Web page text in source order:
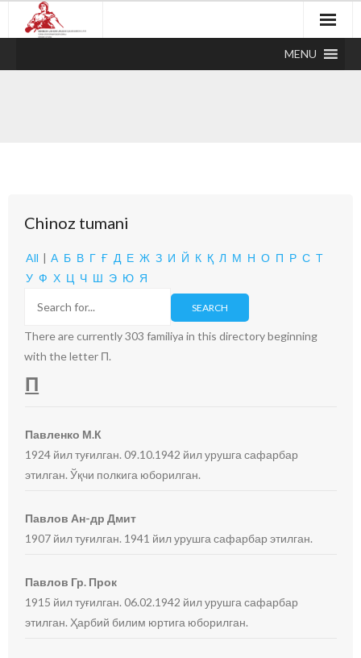
MENU
Chinoz tumani
All | А Б В Г Ғ Д Е Ж З И Й К Қ Л М Н О П Р С Т
У Ф Х Ц Ч Ш Э Ю Я
There are currently 303 familiya in this directory beginning
with the letter П.
П
Павленко М.К
1924 йил туғилган. 09.10.1942 йил урушга сафарбар
этилган. Ўқчи полкига юборилган.
Павлов Ан-др Дмит
1907 йил туғилган. 1941 йил урушга сафарбар этилган.
Павлов Гр. Прок
1915 йил туғилган. 06.02.1942 йил урушга сафарбар
этилган. Ҳарбий билим юртига юборилган.